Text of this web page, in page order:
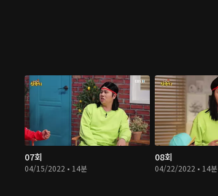
07회
04/15/2022 • 14분
08회
04/22/2022 • 14분